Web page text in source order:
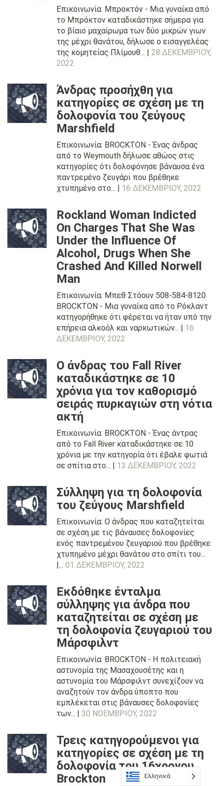
Επικοινωνία: Μπροκτόν - Μια γυναίκα από
το Μπρόκτον καταδικάστηκε σήμερα για
το βίαιο μαχαίρωμα των δύο μικρών γιων
της μέχρι θανάτου, δήλωσε ο εισαγγελέας
της κομητείας Πλίμουθ... | 28 ΔΕΚΕΜΒΡΊΟΥ,
2022
Άνδρας προσήχθη για
κατηγορίες σε σχέση με τη
δολοφονία του ζεύγους
Marshfield
Επικοινωνία: BROCKTON - Ένας άνδρας
από το Weymouth δήλωσε αθώος στις
κατηγορίες ότι δολοφόνησε βάναυσα ένα
παντρεμένο ζευγάρι που βρέθηκε
χτυπημένο στο... | 16 ΔΕΚΕΜΒΡΊΟΥ, 2022
Rockland Woman Indicted
On Charges That She Was
Under the Influence Of
Alcohol, Drugs When She
Crashed And Killed Norwell
Man
Επικοινωνία: Μπεθ Στόουν 508-584-8120
BROCKTON - Μια γυναίκα από το Ρόκλαντ
κατηγορήθηκε ότι φέρεται να ήταν υπό την
επήρεια αλκοόλ και ναρκωτικών... | 16
ΔΕΚΕΜΒΡΊΟΥ, 2022
Ο άνδρας του Fall River
καταδικάστηκε σε 10
χρόνια για τον καθορισμό
σειράς πυρκαγιών στη νότια
ακτή
Επικοινωνία: BROCKTON - Ένας άντρας
από το Fall River καταδικάστηκε σε 10
χρόνια με την κατηγορία ότι έβαλε φωτιά
σε σπίτια στο... | 13 ΔΕΚΕΜΒΡΊΟΥ, 2022
Σύλληψη για τη δολοφονία
του ζεύγους Marshfield
Επικοινωνία: Ο άνδρας που καταζητείται
σε σχέση με τις βάναυσες δολοφονίες
ενός παντρεμένου ζευγαριού που βρέθηκε
χτυπημένο μέχρι θανάτου στο σπίτι του...
|... 01 ΔΕΚΕΜΒΡΊΟΥ, 2022
Εκδόθηκε ένταλμα
σύλληψης για άνδρα που
καταζητείται σε σχέση με
τη δολοφονία ζευγαριού του
Μάρσφιλντ
Επικοινωνία: BROCKTON - Η πολιτειακή
αστυνομία της Μασαχουσέτης και η
αστυνομία του Μάρσφιλντ συνεχίζουν να
αναζητούν τον άνδρα ύποπτο που
εμπλέκεται στις βάναυσες δολοφονίες
των... | 30 ΝΟΕΜΒΡΊΟΥ, 2022
Τρεις κατηγορούμενοι για
κατηγορίες σε σχέση με τη
δολοφονία του 16χρονου
Brockton
Ελληνικά